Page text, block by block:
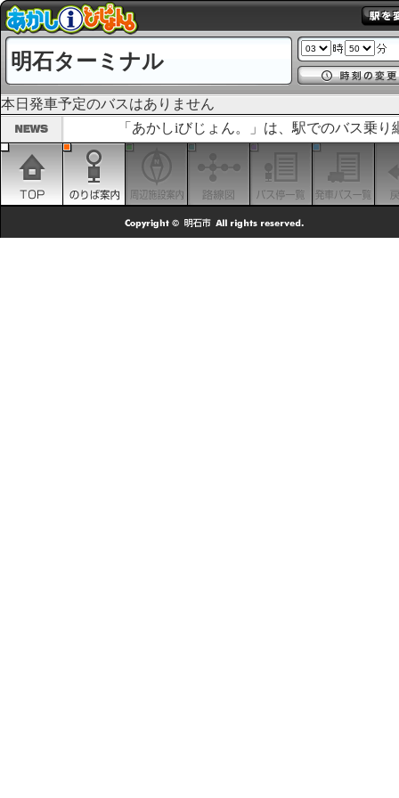
明石ターミナル
本日発車予定のバスはありません
「あかしiびじょん。」は、駅でのバス乗